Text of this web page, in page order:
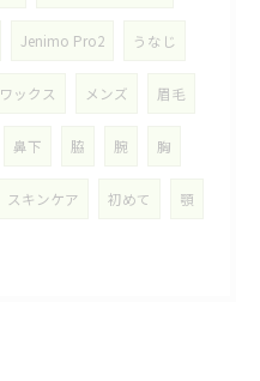
Jenimo Pro2 うなじ
ワックス メンズ 眉毛
鼻下 脇 腕 胸
スキンケア 初めて 顎